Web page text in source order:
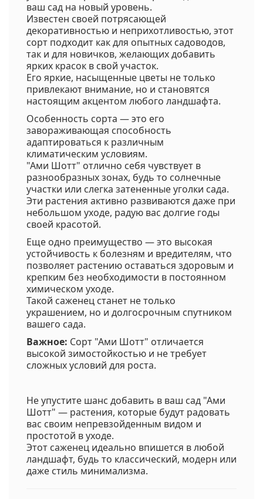
ваш сад на новый уровень.
Известен своей потрясающей
декоративностью и неприхотливостью, этот
сорт подходит как для опытных садоводов,
так и для новичков, желающих добавить
ярких красок в свой участок.
Его яркие, насыщенные цветы не только
привлекают внимание, но и становятся
настоящим акцентом любого ландшафта.
Особенность сорта — это его
завораживающая способность
адаптироваться к различным
климатическим условиям.
"Ами Шотт" отлично себя чувствует в
разнообразных зонах, будь то солнечные
участки или слегка затененные уголки сада.
Эти растения активно развиваются даже при
небольшом уходе, радую вас долгие годы
своей красотой.
Еще одно преимущество — это высокая
устойчивость к болезням и вредителям, что
позволяет растению оставаться здоровым и
крепким без необходимости в постоянном
химическом уходе.
Такой саженец станет не только
украшением, но и долгосрочным спутником
вашего сада.
Важное: Сорт "Ами Шотт" отличается
высокой зимостойкостью и не требует
сложных условий для роста.
Не упустите шанс добавить в ваш сад "Ами
Шотт" — растения, которые будут радовать
вас своим непревзойденным видом и
простотой в уходе.
Этот саженец идеально впишется в любой
ландшафт, будь то классический, модерн или
даже стиль минимализма.